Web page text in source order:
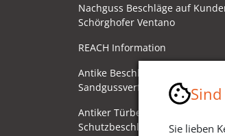
Nachguss Beschläge auf
Schörghofer Ventano
REACH Information
Antike Beschläge - Herstellung
Sandgussverfahren
Antiker Türbeschlag als
Schutzbeschlag/
Sie lieben